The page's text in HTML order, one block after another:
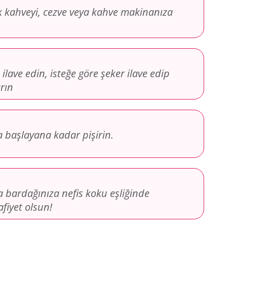
kahveyi, cezve veya kahve makinanıza
edin, isteğe göre şeker ilave edip
başlayana kadar pişirin.
bardağınıza nefis koku eşliğinde
olsun!